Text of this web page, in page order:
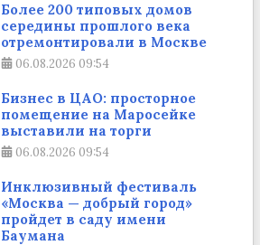
Более 200 типовых домов
середины прошлого века
отремонтировали в Москве
06.08.2026 09:54
Бизнес в ЦАО: просторное
помещение на Маросейке
выставили на торги
06.08.2026 09:54
Инклюзивный фестиваль
«Москва — добрый город»
пройдет в саду имени
Баумана